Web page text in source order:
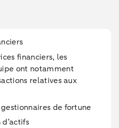
financiers, les
ont notamment
relatives aux
de fortune